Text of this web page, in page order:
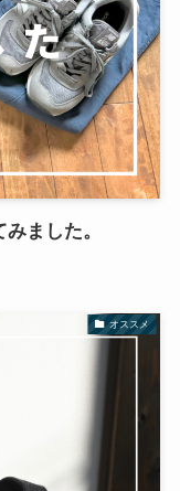
ました。
オススメ